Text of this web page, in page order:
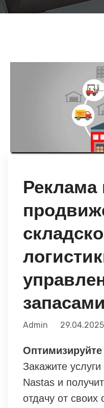
Реклама
запасами
Admin 29.04.2025
Закажите
Nastas и
отдачу от своих